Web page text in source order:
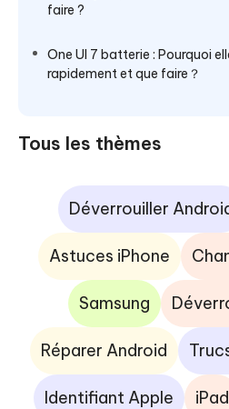
faire ?
One UI 7 batterie : Pourquoi
rapidement et que faire？
Tous les thèmes
Déverrouiller
Astuces iPhone
Samsung
Réparer Android
Identifiant Apple iPad